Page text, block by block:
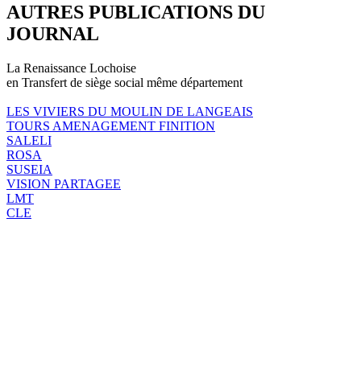
AUTRES PUBLICATIONS DU
JOURNAL
La Renaissance Lochoise
en Transfert de siège social même département
LES VIVIERS DU MOULIN DE LANGEAIS
TOURS AMENAGEMENT FINITION
SALELI
ROSA
SUSEIA
VISION PARTAGEE
LMT
CLE